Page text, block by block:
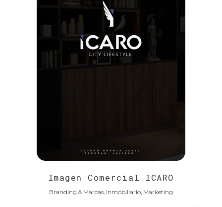
Imagen Comercial ICARO
Branding & Marcas, Inmobiliario, Marketing